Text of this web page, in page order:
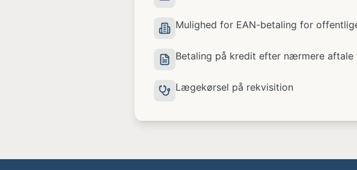
Mulighed for EAN-betaling for
Betaling på kredit efter nærmere aftale
Lægekørsel på rekvisition